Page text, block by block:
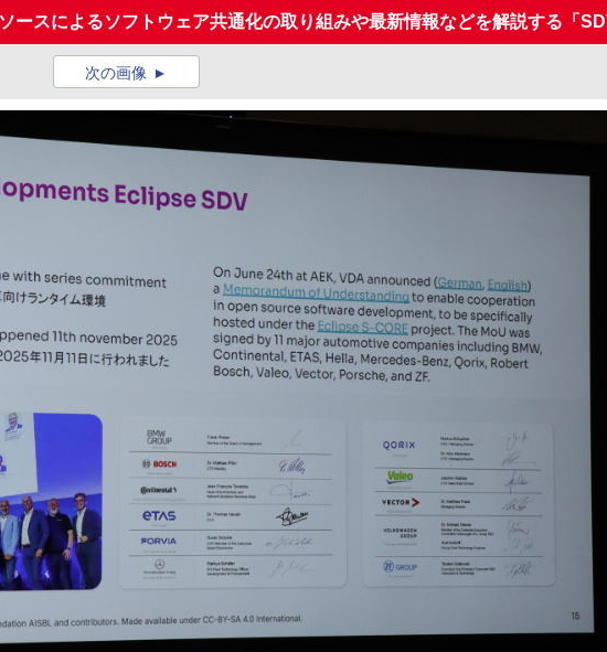
ースによるソフトウェア共通化の取り組みや最新情報などを解説する「
次の画像